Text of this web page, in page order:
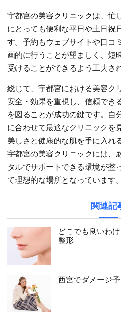
宇都宮の美容クリニックは、忙
にとっても便利な平日や土日祝
す。予約もウェブサイトや口コ
画的に行うことが望ましく、短
受けることができるよう工夫さ
総じて、宇都宮における美容ク
安全・効果を重視し、信頼でき
を図ることが成功の鍵です。自
に合わせて最適なクリニックを
美しさと健康的な肌を手に入れ
宇都宮の美容クリニックには、
タルでサポートできる環境が整
て理想的な場所となっています。
関連記
どこでも良いわ
整形
西宮でダメージ